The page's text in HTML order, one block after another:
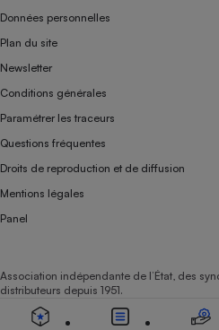
Données personnelles
Plan du site
Newsletter
Conditions générales
Paramétrer les traceurs
Questions fréquentes
Droits de reproduction et de diffusion
Mentions légales
Panel
Association indépendante de l’État, des
distributeurs depuis 1951.